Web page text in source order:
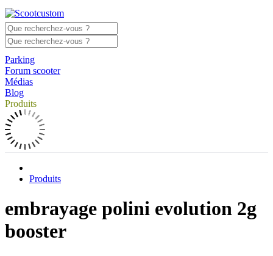
Parking
Forum scooter
Médias
Blog
Produits
Produits
embrayage polini evolution 2g
booster